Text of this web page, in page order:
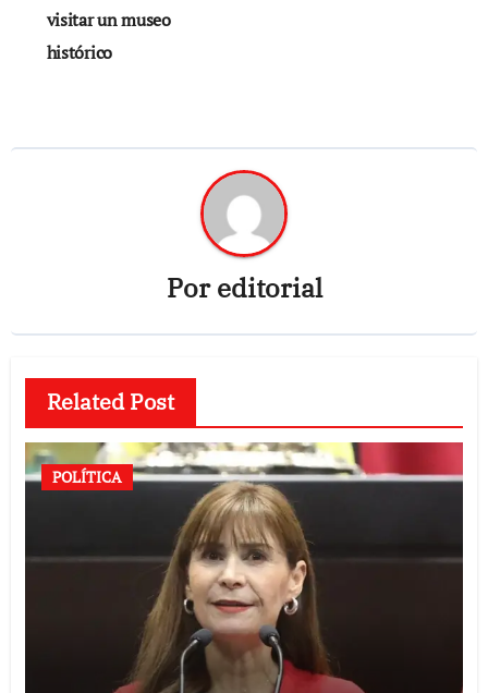
visitar un museo
histórico
Poreditorial
Related Post
POLÍTICA